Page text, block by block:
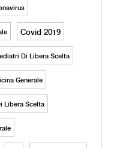
Covid 2019
Di Libera Scelta
Generale
Libera Scelta